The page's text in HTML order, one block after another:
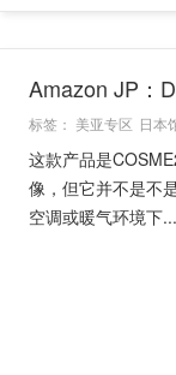
Amazon JP：
标签： 美亚专区 日本
这款产品是
像，但它并不是不
空调或暖气环境下...